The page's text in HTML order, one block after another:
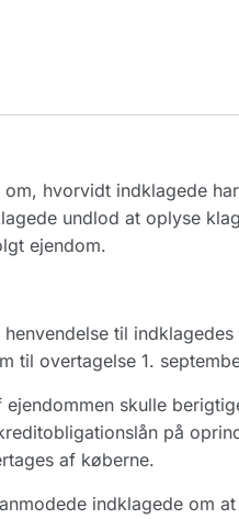
hvorvidt indklagede
undlod at oplyse
ejendom.
til
til overtagelse 1.
skulle
på
af køberne.
indklagede om